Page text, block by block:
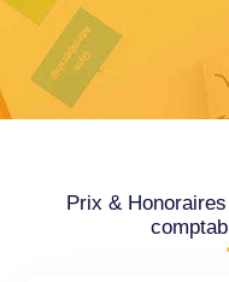
Prix &